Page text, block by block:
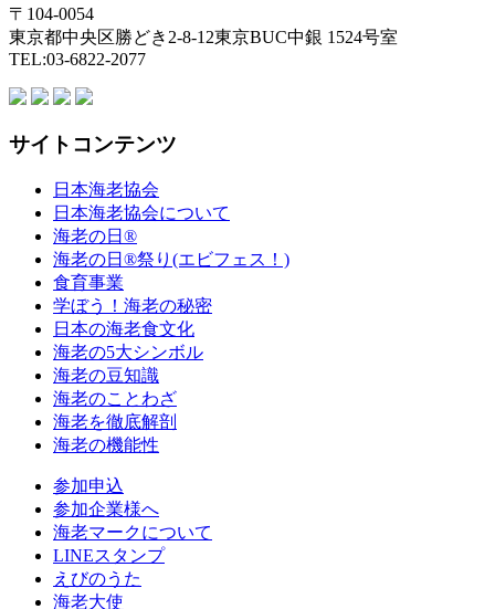
〒104-0054
東京都中央区勝どき2-8-12東京BUC中銀 1524号室
TEL:03-6822-2077
サイトコンテンツ
日本海老協会
日本海老協会について
海老の日®
海老の日®祭り(エビフェス！)
食育事業
学ぼう！海老の秘密
日本の海老食文化
海老の5大シンボル
海老の豆知識
海老のことわざ
海老を徹底解剖
海老の機能性
参加申込
参加企業様へ
海老マークについて
LINEスタンプ
えびのうた
海老大使